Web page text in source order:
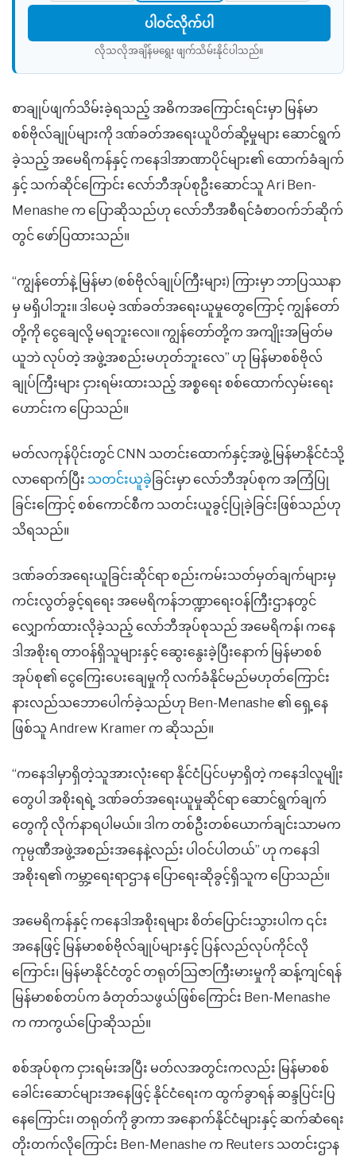
ပါဝင်လိုက်ပါ
လိုသလိုအချိန်မရွေး ဖျက်သိမ်းနိုင်ပါသည်။​
​စာချုပ်ဖျက်သိမ်းခဲ့ရသည့် အဓိကအကြောင်းရင်းမှာ မြန်မာ
စစ်ဗိုလ်ချုပ်များကို ဒဏ်ခတ်အရေးယူပိတ်ဆို့မှုများ ဆောင်ရွက်
ခဲ့သည့် အမေရိကန်နှင့် ကနေဒါအာဏာပိုင်များ၏ ထောက်ခံချက်
နှင့် သက်ဆိုင်ကြောင်း လော်ဘီအုပ်စုဦးဆောင်သူ Ari Ben-
Menashe က ပြောဆိုသည်ဟု လော်ဘီအစီရင်ခံစာဝက်ဘ်ဆိုက်
တွင် ဖော်ပြထားသည်။
“ကျွန်တော်နဲ့ မြန်မာ (စစ်ဗိုလ်ချုပ်ကြီးများ) ကြားမှာ ဘာပြဿနာ
မှ မရှိပါဘူး။ ဒါပေမဲ့ ဒဏ်ခတ်အရေးယူမှုတွေကြောင့် ကျွန်တော်
တို့ကို ငွေချေလို့ မရဘူးလေ။ ကျွန်တော်တို့က အကျိုးအမြတ်မ
ယူဘဲ လုပ်တဲ့ အဖွဲ့အစည်းမဟုတ်ဘူးလေ” ဟု မြန်မာစစ်ဗိုလ်
ချုပ်ကြီးများ ငှားရမ်းထားသည့် အစ္စရေး စစ်ထောက်လှမ်းရေး
ဟောင်းက ပြောသည်။
မတ်လကုန်ပိုင်းတွင် CNN သတင်းထောက်နှင့်အဖွဲ့ မြန်မာနိုင်ငံသို့
လာရောက်ပြီး သတင်းယူခဲ့ ခြင်းမှာ လော်ဘီအုပ်စုက အကြံပြု
ခြင်းကြောင့် စစ်ကောင်စီက သတင်းယူခွင့်ပြုခဲ့ခြင်းဖြစ်သည်ဟု
သိရသည်။
ဒဏ်ခတ်အရေးယူခြင်းဆိုင်ရာ စည်းကမ်းသတ်မှတ်ချက်များမှ
ကင်းလွတ်ခွင့်ရရေး အမေရိကန်ဘဏ္ဍာရေးဝန်ကြီးဌာနတွင်
လျှောက်ထားလိုခဲ့သည့် လော်ဘီအုပ်စုသည် အမေရိကန်၊ ကနေ
ဒါအစိုးရ တာဝန်ရှိသူများနှင့် ဆွေးနွေးခဲ့ပြီးနောက် မြန်မာစစ်
အုပ်စု၏ ငွေကြေးပေးချေမှုကို လက်ခံနိုင်မည်မဟုတ်ကြောင်း
နားလည်သဘောပေါက်ခဲ့သည်ဟု Ben-Menashe ၏ ရှေ့နေ
ဖြစ်သူ Andrew Kramer က ဆိုသည်။
“ကနေဒါမှာရှိတဲ့သူအားလုံးရော နိုင်ငံပြင်ပမှာရှိတဲ့ ကနေဒါလူမျိုး
တွေပါ အစိုးရရဲ့ ဒဏ်ခတ်အရေးယူမှုဆိုင်ရာ ဆောင်ရွက်ချက်
တွေကို လိုက်နာရပါမယ်။ ဒါက တစ်ဦးတစ်ယောက်ချင်းသာမက
ကုမ္ပဏီအဖွဲ့အစည်းအနေနဲ့လည်း ပါဝင်ပါတယ်” ဟု ကနေဒါ
အစိုးရ၏ ကမ္ဘာ့ရေးရာဌာန ပြောရေးဆိုခွင့်ရှိသူက ပြောသည်။
အမေရိကန်နှင့် ကနေဒါအစိုးရများ စိတ်ပြောင်းသွားပါက ၎င်း
အနေဖြင့် မြန်မာစစ်ဗိုလ်ချုပ်များနှင့် ပြန်လည်လုပ်ကိုင်လို
ကြောင်း၊ မြန်မာနိုင်ငံတွင် တရုတ်ဩဇာကြီးမားမှုကို ဆန့်ကျင်ရန်
မြန်မာစစ်တပ်က ခံတုတ်သဖွယ်ဖြစ်ကြောင်း Ben-Menashe
က ကာကွယ်ပြောဆိုသည်။
စစ်အုပ်စုက ငှားရမ်းအပြီး မတ်လအတွင်းကလည်း မြန်မာစစ်
ခေါင်းဆောင်များအနေဖြင့် နိုင်ငံရေးက ထွက်ခွာရန် ဆန္ဒပြင်းပြ
နေကြောင်း၊ တရုတ်ကို ခွာကာ အနောက်နိုင်ငံများနှင့် ဆက်ဆံရေး
တိုးတက်လိုကြောင်း Ben-Menashe က Reuters သတင်းဌာန